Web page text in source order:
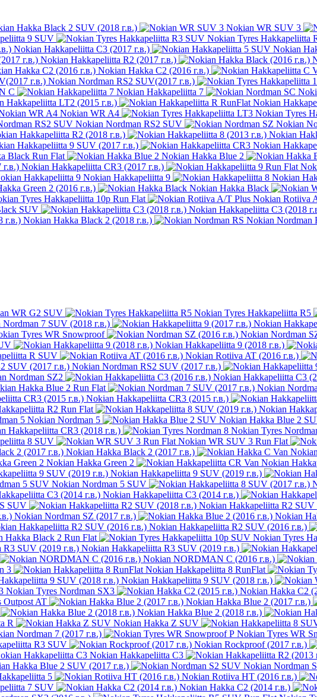
Hakka Black 2 SUV (2018 г.в.) Nokian WR SUV 3
9 SUV
Nokian Tyres Hakkapeliitta
Nokian Hakkapeliitta C3 (2017 г.в.) Nokian
Nokian Hakkapeliitta R2 (2017 г.в.)
Nokian Hakka C2 (2016 г.в.)
Nokian Nordman RS2 SUV(2017 г.в.)
C
Nokian Hakkapeliitta 7
Hakkapeliitta LT2 (2015 г.в.)
Nokian
Nokian WR A4 Nokian Tyres
Nokian Nordman RS2 SUV Nokian
Hakkapeliitta R2 (2018 г.в.) Nokian
Hakkapeliitta 9 SUV (2017 г.в.)
Nokian
Black Run Flat
Nokian Hakka Blue 2
Nokian Hakkapeliitta CR3 (2017 г.в.)
Nokian Hakkapeliitta 9 Nokian
Green 2 (2016 г.в.)
Nokian Hakka Black
Tyres Hakkapeliitta 10p Run Flat
Nokian Rotiiva
SUV
Nokian Hakkapeliitta C3 (2018
Nokian Hakka Black 2 (2018 г.в.) Nokian Nordman
WR G2 SUV Nokian Tyres Hakkapeliitta R5
7 SUV (2018 г.в.)
Nokian
Tyres WR Snowproof Nokian Nordman
Nokian Hakkapeliitta 9 (2018 г.в.)
R SUV
Nokian Rotiiva AT (2016 г.в.)
Nokian Nordman RS2 SUV (2017 г.в.)
Nordman SZ2 Nokian Hakkapeliitta C3
Hakka Blue 2 Run Flat Nokian
Nokian Hakkapeliitta CR3 (2015 г.в.)
R2 Run Flat
Nokian
Nokian Nordman 5 Nokian Hakka Blue 2
Hakkapeliitta CR3 (2018 г.в.)
Nokian Tyres
8 SUV
Nokian WR SUV 3 Run Flat
Nokian Hakka Black 2 (2017 г.в.)
Nokian Hakka Green 2 Nokian
Nokian Hakkapeliitta 9 SUV (2019 г.в.)
Nokian Nordman 5 SUV
Nokian Hakkapeliitta C3 (2014 г.в.)
SUV
Nokian Hakkapeliitta R2 SUV
Nokian Nordman SZ (2017 г.в.) Nokian
Nokian Hakkapeliitta R2 SUV (2016 г.в.)
Hakka Black 2 Run Flat Nokian Tyres
Nokian Hakkapeliitta R3 SUV (2019 г.в.)
Nokian NORDMAN C (2016 г.в.)
3
Nokian Hakkapeliitta 8 RunFlat
Nokian Hakkapeliitta 9 SUV (2018 г.в.)
Nokian Tyres Nordman SX3 Nokian Hakka C2
Outpost AT Nokian Hakka Blue 2 (2017 г.в.)
Nokian Hakka Blue 2 (2018 г.в.)
R
Nokian Hakka Z SUV
Nordman 7 (2017 г.в.) Nokian Tyres WR
R3 SUV
Nokian Rockproof (2017 г.в.)
Nokian Hakkapeliitta C3
Hakka Blue 2 SUV (2017 г.в.)
Nokian Nordman
5 Nokian Rotiiva HT (2016 г.в.)
7 SUV
Nokian Hakka C2 (2014 г.в.)